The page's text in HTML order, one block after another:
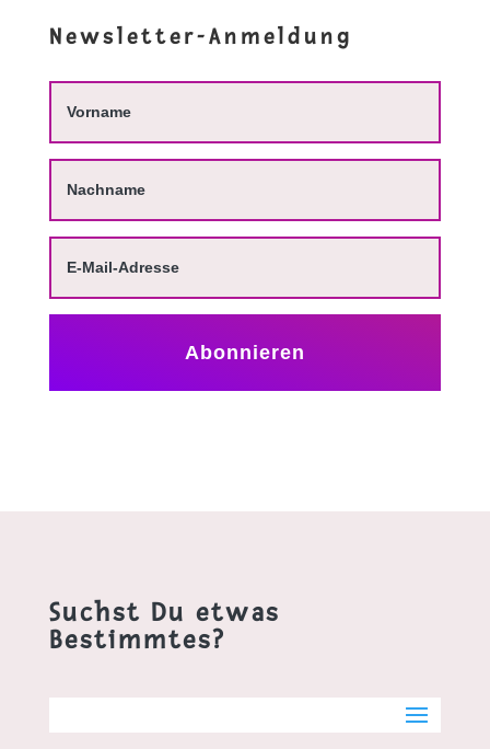
Newsletter-Anmeldung
Abonnieren
Suchst Du etwas
Bestimmtes?